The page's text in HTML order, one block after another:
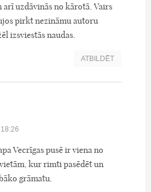
arī uzdāvinās no kārotā. Vairs
pirkt nezināmu autoru
izsviestās naudas.
ATBILDĒT
Vecrīgas pusē ir viena no
kur rimti pasēdēt un
grāmatu.